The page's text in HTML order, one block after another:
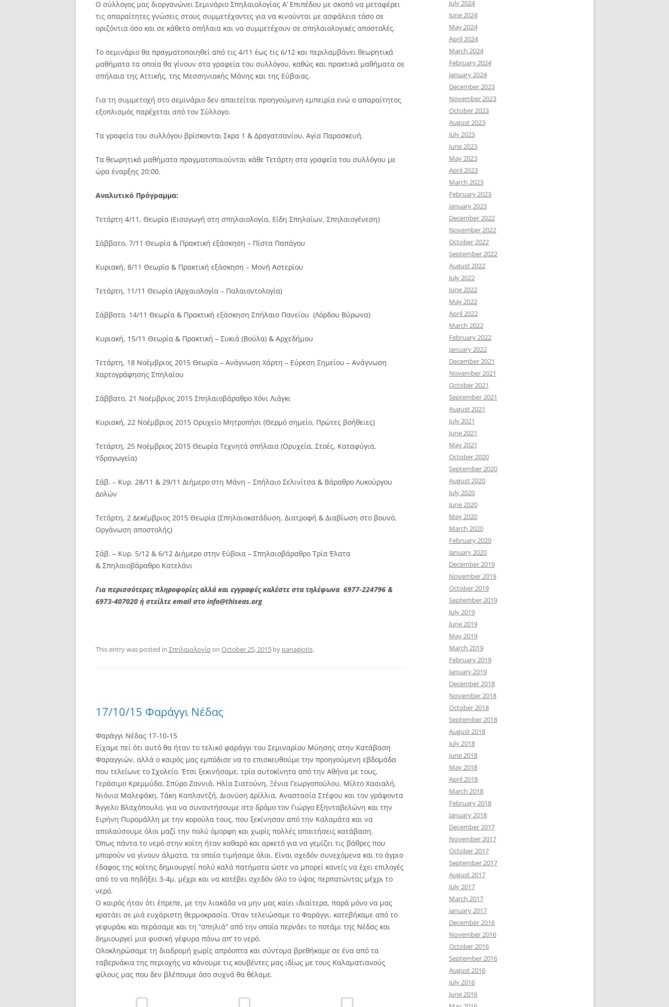
Ο σύλλογος μας διοργανώνει Σεμινάριο Σπηλαιολογίας Α’ Επιπέδου με σκοπό να μεταφέρει
τις απαραίτητες γνώσεις στους συμμετέχοντες για να κινούνται με ασφάλεια τόσο σε
οριζόντια όσο και σε κάθετα σπήλαια και να συμμετέχουν σε σπηλαιολογικές αποστολές.
Το σεμινάριο θα πραγματοποιηθεί από τις 4/11 έως τις 6/12 και περιλαμβάνει θεωρητικά
μαθήματα τα οποία θα γίνουν στα γραφεία του συλλόγου, καθώς και πρακτικά μαθήματα σε
σπήλαια της Αττικής, της Μεσσηνιακής Μάνης και της Εύβοιας.
Για τη συμμετοχή στο σεμινάριο δεν απαιτείται προηγούμενη εμπειρία ενώ ο απαραίτητος
εξοπλισμός παρέχεται από τον Σύλλογο.
Τα γραφεία του συλλόγου βρίσκονται Σκρα 1 & Δραγατσανίου, Αγία Παρασκευή.
Τα θεωρητικά μαθήματα πραγματοποιούνται κάθε Τετάρτη στα γραφεία του συλλόγου με
ώρα έναρξης 20:00.
Αναλυτικό Πρόγραμμα:
Τετάρτη 4/11, Θεωρία (Εισαγωγή στη σπηλαιολογία, Είδη Σπηλαίων, Σπηλαιογένεση)
Σάββατο, 7/11 Θεωρία & Πρακτική εξάσκηση – Πίστα Παπάγου
Κυριακή, 8/11 Θεωρία & Πρακτική εξάσκηση – Μονή Αστερίου
Τετάρτη, 11/11 Θεωρία (Αρχαιολογία – Παλαιοντολογία)
Σάββατο, 14/11 Θεωρία & Πρακτική εξάσκηση Σπήλαιο Πανείου (Λόρδου Βύρωνα)
Κυριακή, 15/11 Θεωρία & Πρακτική – Συκιά (Βούλα) & Αρχεδήμου
Τετάρτη, 18 Νοέμβριος 2015 Θεωρία – Ανάγνωση Χάρτη – Εύρεση Σημείου – Ανάγνωση
Χαρτογράφησης Σπηλαίου
Σάββατο, 21 Νοέμβριος 2015 Σπηλαιοβάραθρο Χόνι Λιάγκι
Κυριακή, 22 Νοέμβριος 2015 Ορυχείο Μητροπήσι (Θερμό σημείο, Πρώτες βοήθειες)
Τετάρτη, 25 Νοέμβριος 2015 Θεωρία Τεχνητά σπήλαια (Ορυχεία, Στοές, Καταφύγια,
Υδραγωγεία)
Σάβ. – Κυρ. 28/11 & 29/11 Διήμερο στη Μάνη – Σπήλαιο Σελινίτσα & Βάραθρο Λυκούργου
Δολών
Τετάρτη, 2 Δεκέμβριος 2015 Θεωρία (Σπηλαιοκατάδυση, Διατροφή & Διαβίωση στο βουνό,
Οργάνωση αποστολής)
Σάβ. – Κυρ. 5/12 & 6/12 Διήμερο στην Εύβοια – Σπηλαιοβάραθρο Τρία Έλατα
& Σπηλαιοβάραθρο Κατελάνι
Για περισσότερες πληροφορίες αλλά και εγγραφές καλέστε στα τηλέφωνα 6977-224796 &
6973-407020 ή στείλτε email στο info@thiseas.org
This entry was posted in Σπηλαιολογίαon October 25, 2015 by panagiotis.
17/10/15 Φαράγγι Νέδας
Φαράγγι Νέδας 17-10-15
Είχαμε πεί ότι αυτό θα ήταν το τελικό φαράγγι του Σεμιναρίου Μύησης στην Κατάβαση
Φαραγγιών, αλλά ο καιρός μας εμπόδισε να το επισκευθούμε την προηγούμενη εβδομάδα
που τελείωνε το Σχολείο. Έτσι ξεκινήσαμε, τρία αυτοκίνητα από την Αθήνα με τους,
Γεράσιμο Κρεμμύδα, Σπύρο Ζαννιά, Ηλία Σιατούνη, Ξένια Γεωργοπούλου, Μίλτο Χασιαλή,
Νιόνια Μαλεφάκη, Τάκη Καπλαντζή, Διονύση Δρίλλια, Αναστασία Στέφου και τον γράφοντα
Άγγελο Βλαχόπουλο, για να συναντήσουμε στο δρόμο τον Γιώργο Εξηνταβελώνη και την
Ειρήνη Πυρομάλλη με την κορούλα τους, που ξεκίνησαν από την Καλαμάτα και να
απολαύσουμε όλοι μαζί την πολύ όμορφη και χωρίς πολλές απαιτήσεις κατάβαση.
Όπως πάντα το νερό στην κοίτη ήταν καθαρό και αρκετό για να γεμίζει τις βάθρες που
μπορούν να γίνουν άλματα, τα οποία τιμήσαμε όλοι. Είναι σχεδόν συνεχόμενα και το άγριο
έδαφος της κοίτης δημιουργεί πολύ καλά πατήματα ώστε να μπορεί κανείς να έχει επιλογές
από το να πηδήξει 3-4μ. μέχρι και να κατέβει σχεδόν όλο το ύψος περπατώντας μέχρι το
νερό.
Ο καιρός ήταν ότι έπρεπε, με την λιακάδα να μην μας καίει ιδιαίτερα, παρά μόνο να μας
κρατάει σε μιά ευχάριστη θερμοκρασία. Όταν τελειώσαμε το Φαράγγι, κατεβήκαμε από το
γεφυράκι και περάσαμε και τη “σπηλιά” από την οποία περνάει το ποτάμι της Νέδας και
δημιουργεί μια φυσική γέφυρα πάνω απ’ το νερό.
Ολοκληρώσαμε τη διαδρομή χωρίς απρόοπτα και σύντομα βρεθήκαμε σε ένα από τα
ταβερνάκια της περιοχής να κάνουμε τις κουβέντες μας ιδίως με τους Καλαματιανούς
φίλους μας που δεν βλέπουμε όσο συχνά θα θέλαμε.
July 2024
June 2024
May 2024
April 2024
March 2024
February 2024
January 2024
December 2023
November 2023
October 2023
August 2023
July 2023
June 2023
May 2023
April 2023
March 2023
February 2023
January 2023
December 2022
November 2022
October 2022
September 2022
August 2022
July 2022
June 2022
May 2022
April 2022
March 2022
February 2022
January 2022
December 2021
November 2021
October 2021
September 2021
August 2021
July 2021
June 2021
May 2021
October 2020
September 2020
August 2020
July 2020
June 2020
May 2020
March 2020
February 2020
January 2020
December 2019
November 2019
October 2019
September 2019
July 2019
June 2019
May 2019
March 2019
February 2019
January 2019
December 2018
November 2018
October 2018
September 2018
August 2018
July 2018
June 2018
May 2018
April 2018
March 2018
February 2018
January 2018
December 2017
November 2017
October 2017
September 2017
August 2017
July 2017
March 2017
January 2017
December 2016
November 2016
October 2016
September 2016
August 2016
July 2016
June 2016